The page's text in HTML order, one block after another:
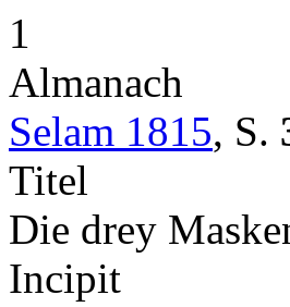
1
Almanach
Selam 1815, S.
Titel
Die drey
Incipit